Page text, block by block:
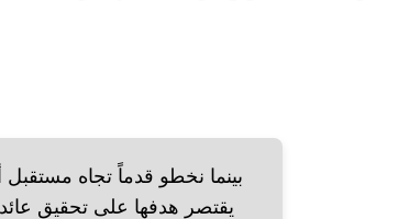
بينما نخطو قدماً تجاه مستقبل
يقتصر هدفها على تحقيق